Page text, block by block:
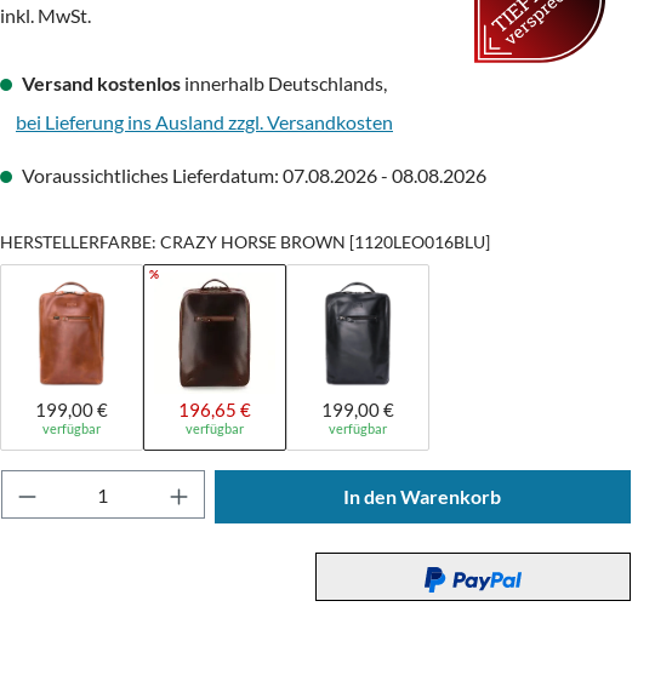
inkl. MwSt.
Versand kostenlos innerhalb Deutschlands,
bei Lieferung ins Ausland zzgl. Versandkosten
Voraussichtliches Lieferdatum: 07.08.2026 - 08.08.2026
HERSTELLERFARBE: CRAZY HORSE BROWN [1120LEO016BLU]
199,00 €
verfügbar
%
196,65 €
verfügbar
199,00 €
verfügbar
Produkt Anzahl: Gib den gewünschten Wert ein
In den Warenkorb